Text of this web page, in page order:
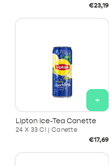
Prix
€23,19
+
Lipton Ice-Tea Canette
24 X 33 Cl | Canette
Prix
€17,69